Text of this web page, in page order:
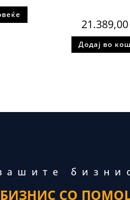
21.389,00
Додај во
СО